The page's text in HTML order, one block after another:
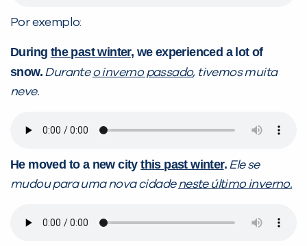
Por exemplo:
During the past winter, we experienced a lot of
snow. Duranteo inverno passado, tivemos muita
neve.
He moved to a new citythis past winter. Ele se
mudou para uma nova cidadeneste último inverno.